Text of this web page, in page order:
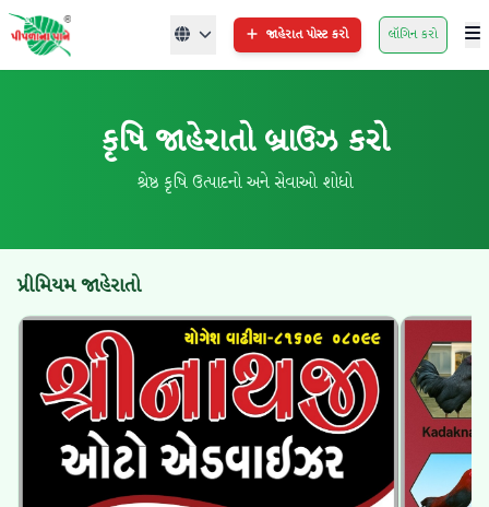
જાહેરાત પોસ્ટ કરો લૉગિન કરો
કૃષિ જાહેરાતો બ્રાઉઝ કરો
શ્રેષ્ઠ કૃષિ ઉત્પાદનો અને સેવાઓ શોધો
પ્રીમિયમ જાહેરાતો